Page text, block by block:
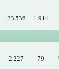
23.536 1.914
2.227 79